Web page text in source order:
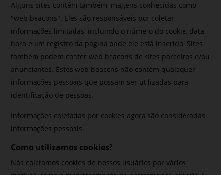
Alguns sites contém também imagens conhecidas como
"web beacons". Eles são responsáveis por coletar
informações limitadas, incluindo o número do cookie, data,
hora e um registro da página onde ele está inserido. Sites
também podem conter web beacons de sites parceiros e/ou
anunciantes. Estes web beacons não contém quaisquer
informações pessoais que possam ser utilizadas para
identificação de pessoas.
Informações coletadas por cookies agora são consideradas
informações pessoais.
Como utilizamos cookies?
Nós coletamos cookies de nossos usuários por vários